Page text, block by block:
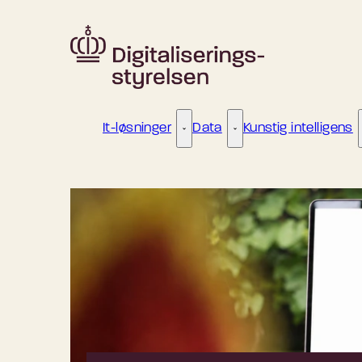
It-løsninger It-løsninger - Flere links
Data Data - Flere links
Kunstig intelligens
Gennemsigtighedsforpligtelser for visse AI-